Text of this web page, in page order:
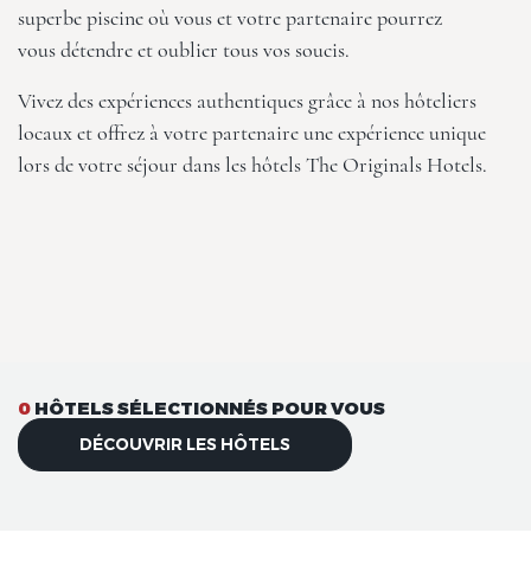
superbe piscine où vous et votre partenaire pourrez
vous détendre et oublier tous vos soucis.
Vivez des expériences authentiques grâce à nos hôteliers
locaux et offrez à votre partenaire une expérience unique
lors de votre séjour dans les hôtels The Originals Hotels.
0 HÔTELS SÉLECTIONNÉS POUR VOUS
DÉCOUVRIR LES HÔTELS